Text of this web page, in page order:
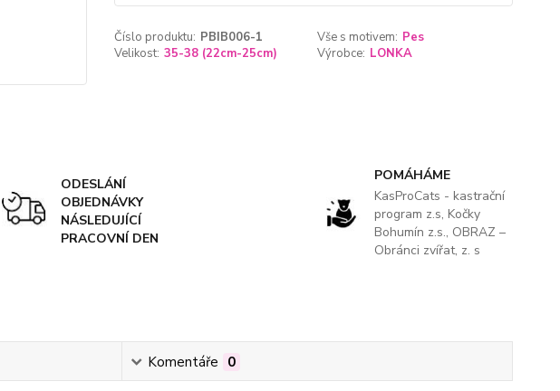
Číslo produktu: PBIB006-1 Vše s motivem: Pes
Velikost: 35-38 (22cm-25cm) Výrobce: LONKA
ODESLÁNÍ
OBJEDNÁVKY
NÁSLEDUJÍCÍ
PRACOVNÍ DEN
POMÁHÁME
KasProCats - kastrační
program z.s, Kočky
Bohumín z.s., OBRAZ –
Obránci zvířat, z. s
Komentáře 0